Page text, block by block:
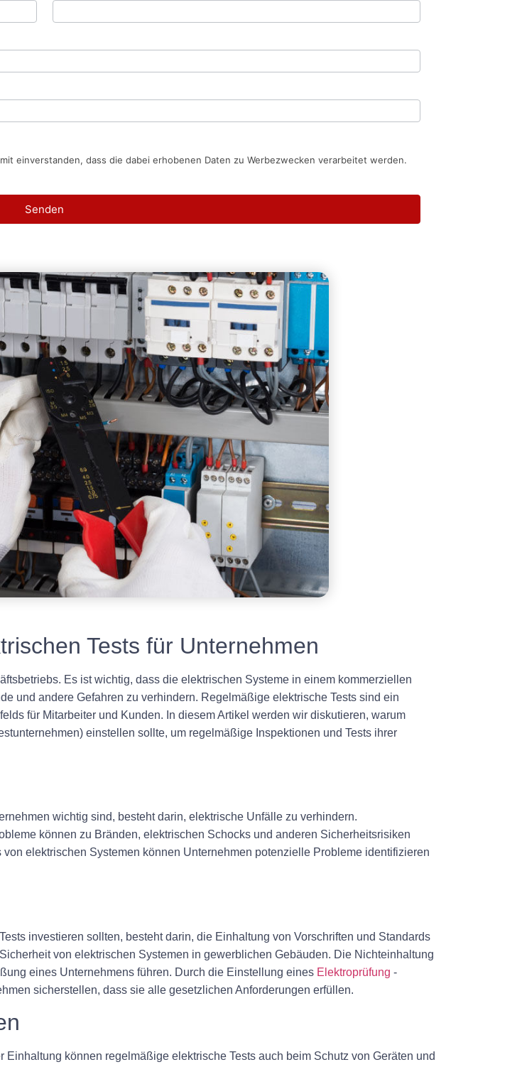
einverstanden, dass die dabei erhobenen Daten zu Werbezwecken verarbeitet werden.
Senden
Tests für Unternehmen
Es ist wichtig, dass die elektrischen Systeme in einem kommerziellen
und andere Gefahren zu verhindern. Regelmäßige elektrische Tests sind ein
für Mitarbeiter und Kunden. In diesem Artikel werden wir diskutieren, warum
einstellen sollte, um regelmäßige Inspektionen und Tests ihrer
wichtig sind, besteht darin, elektrische Unfälle zu verhindern.
können zu Bränden, elektrischen Schocks und anderen Sicherheitsrisiken
elektrischen Systemen können Unternehmen potenzielle Probleme identifizieren
investieren sollten, besteht darin, die Einhaltung von Vorschriften und Standards
von elektrischen Systemen in gewerblichen Gebäuden. Die Nichteinhaltung
eines Unternehmens führen. Durch die Einstellung eines Elektroprüfung -
sicherstellen, dass sie alle gesetzlichen Anforderungen erfüllen.
können regelmäßige elektrische Tests auch beim Schutz von Geräten und